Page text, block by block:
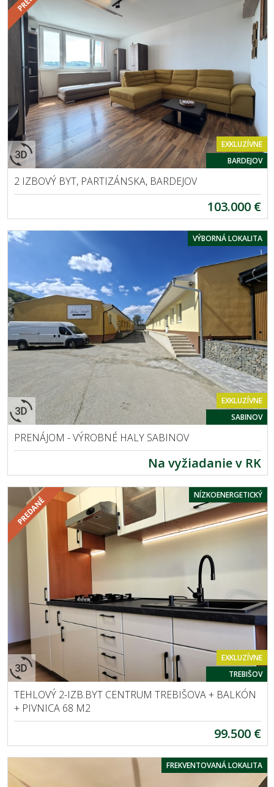
EXKLUZÍVNE
BARDEJOV
2 IZBOVÝ BYT, PARTIZÁNSKA, BARDEJOV
103.000 €
VÝBORNÁ LOKALITA
EXKLUZÍVNE
SABINOV
PRENÁJOM - VÝROBNÉ HALY SABINOV
Na vyžiadanie v RK
NÍZKOENERGETICKÝ
EXKLUZÍVNE
TREBIŠOV
TEHLOVÝ 2-IZB.BYT CENTRUM TREBIŠOVA + BALKÓN
+ PIVNICA 68 M2
99.500 €
FREKVENTOVANÁ LOKALITA